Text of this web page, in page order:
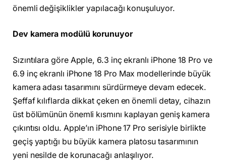
önemli değişiklikler yapılacağı konuşuluyor.
Dev kamera modülü korunuyor
Sızıntılara göre Apple, 6.3 inç ekranlı iPhone 18 Pro ve
6.9 inç ekranlı iPhone 18 Pro Max modellerinde büyük
kamera adası tasarımını sürdürmeye devam edecek.
Şeffaf kılıflarda dikkat çeken en önemli detay, cihazın
üst bölümünün önemli kısmını kaplayan geniş kamera
çıkıntısı oldu. Apple’ın iPhone 17 Pro serisiyle birlikte
geçiş yaptığı bu büyük kamera platosu tasarımının
yeni nesilde de korunacağı anlaşılıyor.